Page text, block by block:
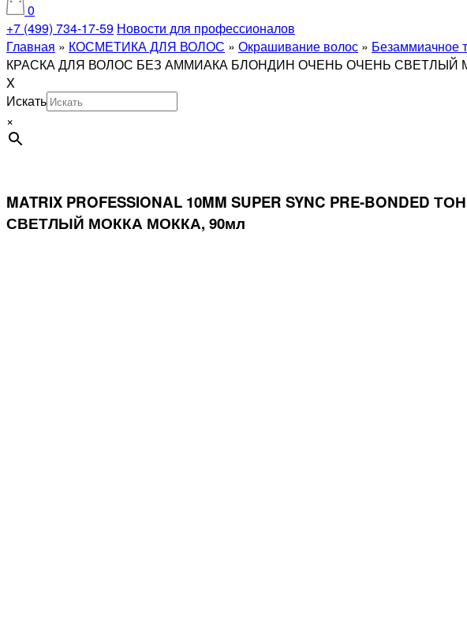
0
+7 (499) 734-17-59 Новости для профессионалов
Главная » КОСМЕТИКА ДЛЯ ВОЛОС » Окрашивание волос » Безаммиачное
КРАСКА ДЛЯ ВОЛОС БЕЗ АММИАКА БЛОНДИН ОЧЕНЬ ОЧЕНЬ СВЕТЛЫЙ
X
Искать
×
MATRIX PROFESSIONAL 10MM SUPER SYNC PRE-
СВЕТЛЫЙ МОККА МОККА, 90мл